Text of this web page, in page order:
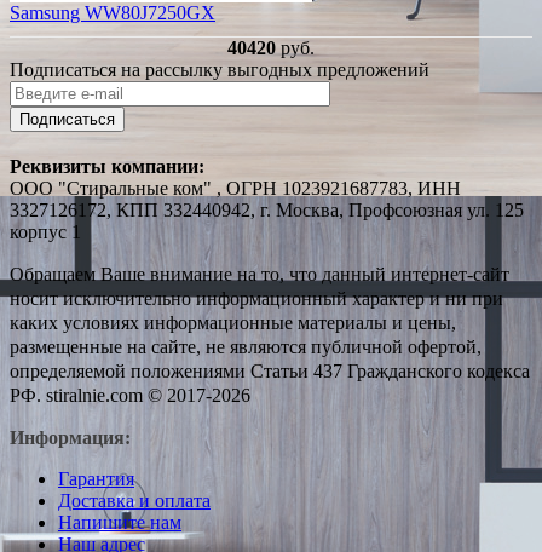
Samsung WW80J7250GX
40420 руб.
Подписаться на рассылку выгодных предложений
Подписаться
Реквизиты компании:
ООО "Стиральные ком" , ОГРН 1023921687783, ИНН
3327126172, КПП 332440942, г. Москва, Профсоюзная ул. 125
корпус 1
Обращаем Ваше внимание на то, что данный интернет-сайт
носит исключительно информационный характер и ни при
каких условиях информационные материалы и цены,
размещенные на сайте, не являются публичной офертой,
определяемой положениями Статьи 437 Гражданского кодекса
РФ. stiralnie.com © 2017-2026
Информация:
Гарантия
Доставка и оплата
Напишите нам
Наш адрес